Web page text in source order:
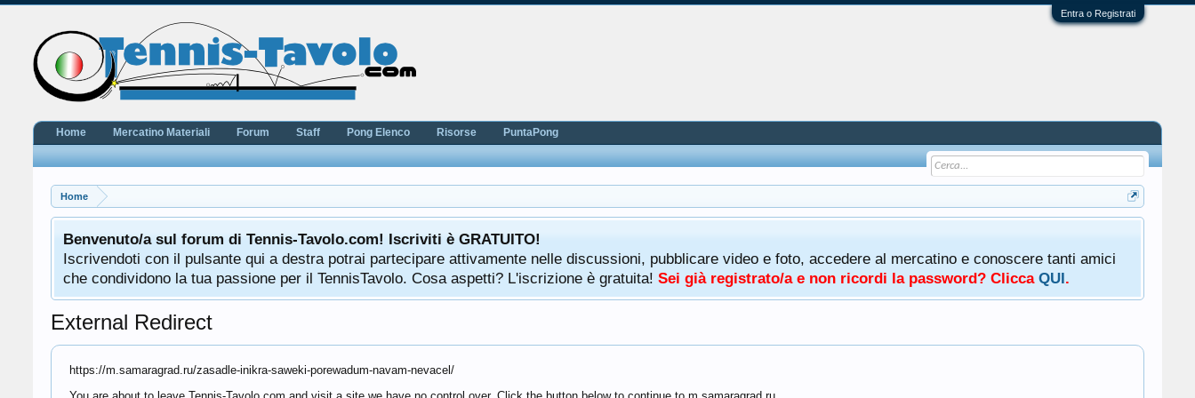
Entra o Registrati
Home
Benvenuto/a sul forum di Tennis-Tavolo.com! Iscriviti è GRATUITO!
Iscrivendoti con il pulsante qui a destra potrai partecipare attivamente nelle discussioni, pubblicare video e foto, accedere al mercatino e conoscere tanti amici
che condividono la tua passione per il TennisTavolo. Cosa aspetti? L'iscrizione è gratuita! Sei già registrato/a e non ricordi la password? Clicca QUI.
External Redirect
https://m.samaragrad.ru/zasadle-inikra-saweki-porewadum-navam-nevacel/
Home Mercatino Materiali Forum Staff Pong Elenco Risorse PuntaPong